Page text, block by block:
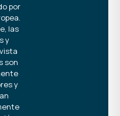
por
las
y
son
y